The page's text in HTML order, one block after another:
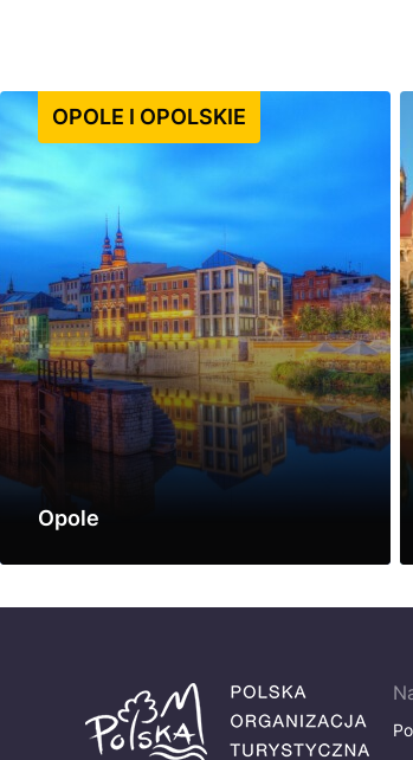
OPOLE I OPOLSKIE
Opole
Zobacz